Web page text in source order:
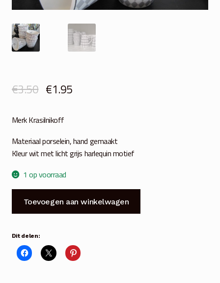
€3.50 Oorspronkelijke
was:
€3.50.
€1.95Huidige
€1.95.
Merk Krasilnikoff
Materiaal porselein, hand gemaakt
Kleur wit met licht grijs harlequin motief
1 op voorraad
espresso
licht
grijs
aantal
Toevoegen aan winkelwagen
Dit delen: